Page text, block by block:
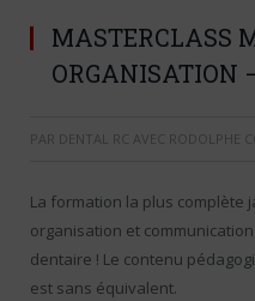
MASTERCLASS
ORGANISATION
PAR DENTAL RC AVEC RODOLPHE
La formation la plus complète
organisation et
dentaire ! Le contenu
est sans équivalent.